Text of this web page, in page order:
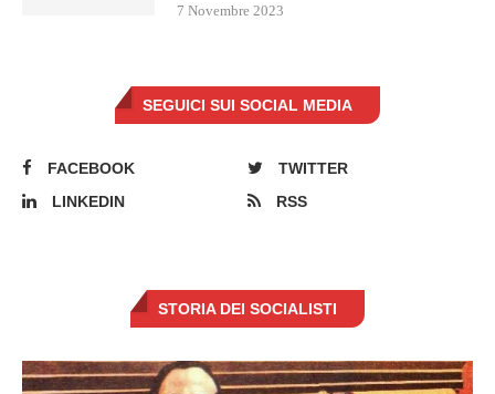
7 Novembre 2023
SEGUICI SUI SOCIAL MEDIA
FACEBOOK
TWITTER
LINKEDIN
RSS
STORIA DEI SOCIALISTI